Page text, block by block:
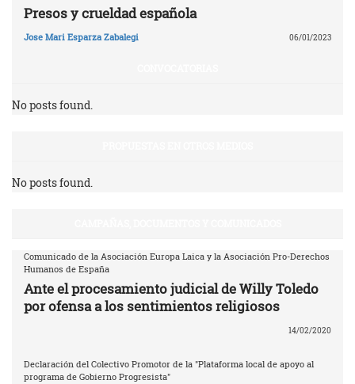
Presos y crueldad española
Jose Mari Esparza Zabalegi 06/01/2023
No posts found.
No posts found.
Comunicado de la Asociación Europa Laica y la Asociación Pro-Derechos
Humanos de España
Ante el procesamiento judicial de Willy Toledo
por ofensa a los sentimientos religiosos
14/02/2020
Declaración del Colectivo Promotor de la "Plataforma local de apoyo al
programa de Gobierno Progresista"